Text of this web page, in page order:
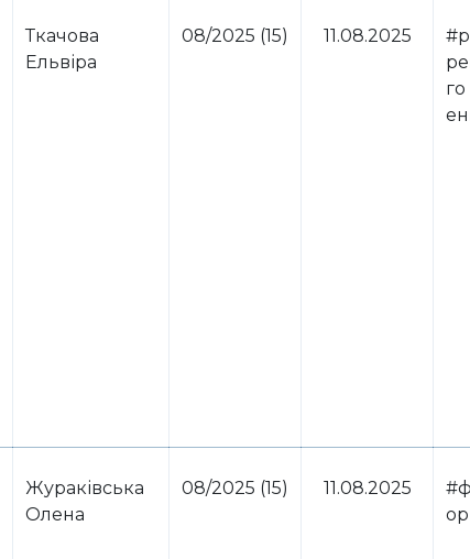
Ткачова
Ельвіра
08/2025 (15) 11.08.2025
Жураківська
Олена
08/2025 (15) 11.08.2025
ор